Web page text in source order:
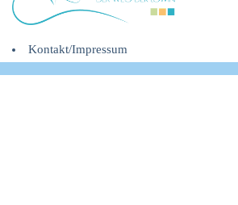
Kontakt/Impressum